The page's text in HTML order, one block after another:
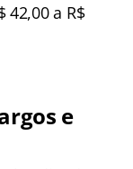
42,00 a R$
e